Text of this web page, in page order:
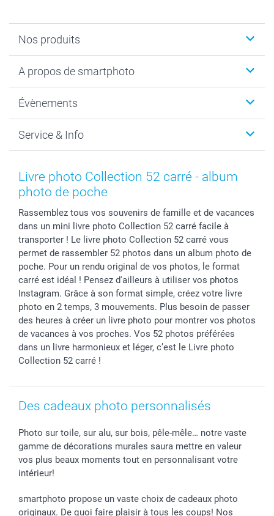
Nos produits
Cadeaux photo
MyNameBook
Développement photo & Tirage photo
Cadres photo & accessoires déco
Calendrier photos & Agendas photo
Chèque Cadeau
A propos de smartphoto
Durabilité
Gestion des cookies
Mentions Légales
Presse
Investor Relations
B2B smartbusiness
Droit de rétractation
Évènements
Nouvel An
Fête des Mères
Fête des Pères
Mariage
Fête d'anniversaire
Collection naissance
Tous les évènements
Service & Info
Tarifs et frais de livraison
Livraison
Modes de Paiement
Identifiez-vous
Plan du site
Statut de ma commande
smarfriends
smartgarantie
smartbonus
Livre photo Collection 52 carré - album
photo de poche
Rassemblez tous vos souvenirs de famille et de vacances
dans un mini livre photo Collection 52 carré facile à
transporter ! Le livre photo Collection 52 carré vous
permet de rassembler 52 photos dans un album photo de
poche. Pour un rendu original de vos photos, le format
carré est idéal ! Pensez d'ailleurs à utiliser vos photos
Instagram. Grâce à son format simple, créez votre livre
photo en 2 temps, 3 mouvements. Plus besoin de passer
des heures à créer un livre photo pour montrer vos photos
de vacances à vos proches. Vos 52 photos préférées
dans un livre harmonieux et léger, c’est le Livre photo
Collection 52 carré !
Des cadeaux photo personnalisés
Photo sur toile, sur alu, sur bois, pêle-mêle… notre vaste
gamme de décorations murales saura mettre en valeur
vos plus beaux moments tout en personnalisant votre
intérieur!
smartphoto propose un vaste choix de cadeaux photo
originaux. De quoi faire plaisir à tous les coups! Nos